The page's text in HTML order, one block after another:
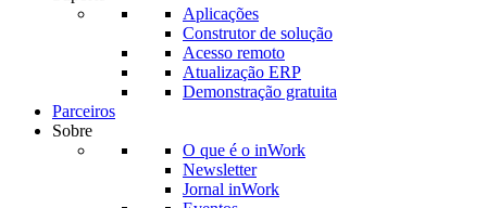
Aplicações
Construtor de solução
Acesso remoto
Atualização ERP
Demonstração gratuita
Parceiros
Sobre
O que é o inWork
Newsletter
Jornal inWork